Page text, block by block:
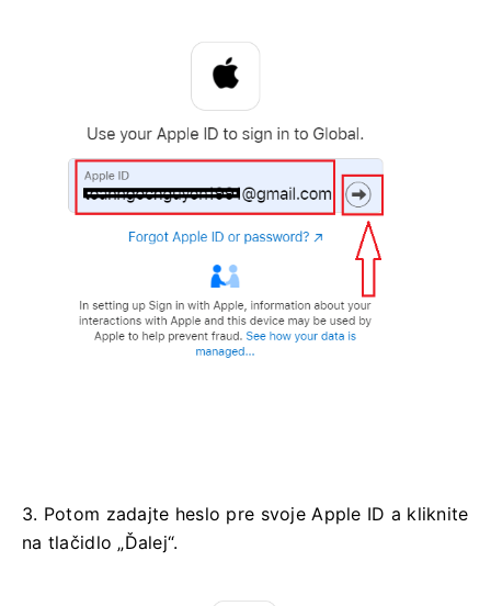
3. Potom zadajte heslo pre svoje Apple ID a kliknite
na tlačidlo „Ďalej“.